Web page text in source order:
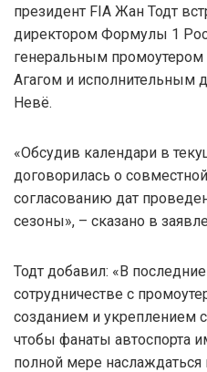
президент FIA Жан Тодт
директором Формулы 1
генеральным
Агагом и исполнительным
Невё.
«Обсудив календари в
договорилась о
согласованию дат
сезоны», – сказано в
Тодт добавил: «В
сотрудничестве с
созданием и укреплением
чтобы фанаты автоспорта
полной мере наслаждаться